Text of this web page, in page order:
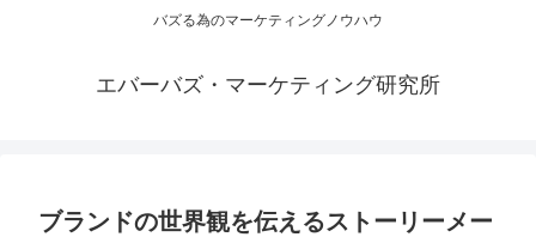
バズる為のマーケティングノウハウ
エバーバズ・マーケティング研究所
ブランドの世界観を伝えるストーリーメー